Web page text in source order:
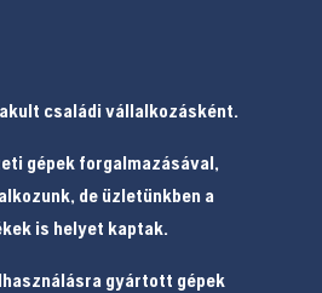
családi vállalkozásként.
gépek forgalmazásával,
de üzletünkben a
is helyet kaptak.
gyártott gépek